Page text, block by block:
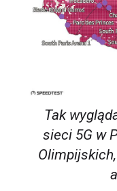
Tak
sieci 5G w